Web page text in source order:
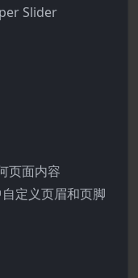
Slider
页面内容
定义页眉和页脚